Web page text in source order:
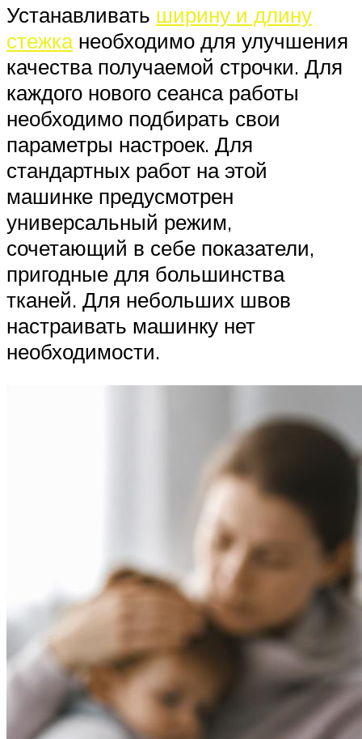
Устанавливать ширину и длину
стежканеобходимо для улучшения
качества получаемой строчки. Для
каждого нового сеанса работы
необходимо подбирать свои
параметры настроек. Для
стандартных работ на этой
машинке предусмотрен
универсальный режим,
сочетающий в себе показатели,
пригодные для большинства
тканей. Для небольших швов
настраивать машинку нет
необходимости.